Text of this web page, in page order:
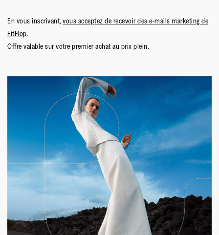
En vous inscrivant, vous acceptez de recevoir des e-mails marketing de
FitFlop.
Offre valable sur votre premier achat au prix plein.